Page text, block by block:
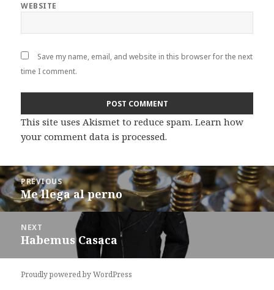
WEBSITE
Save my name, email, and website in this browser for the next
time I comment.
This site uses Akismet to reduce spam.Learn how
your comment data is processed.
Post
navigation
PREVIOUS
Previous
post:
Me llega al perno
NEXT
Next
Habemus Casaca
Proudly powered by WordPress